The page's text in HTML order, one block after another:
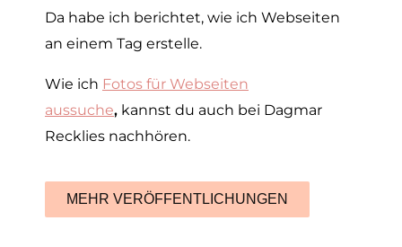
Da habe ich berichtet, wie ich Webseiten
an einem Tag erstelle.
Wie ich Fotos für Webseiten
aussuche, kannst du auch bei Dagmar
Recklies nachhören.
MEHR VERÖFFENTLICHUNGEN